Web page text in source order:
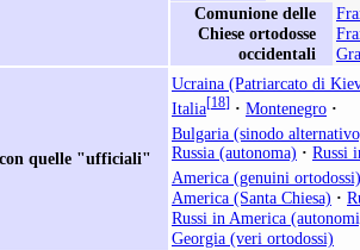
Comunione delle
Chiese ortodosse
occidentali
quelle "ufficiali"
Ucraina (Patriarcato di
Italia[18] · Montenegro ·
Bulgaria (sinodo
Russia (autonoma) · Russi
America (genuini ortodossi)
America (Santa Chiesa) ·
Russi in America
Georgia (veri ortodossi)